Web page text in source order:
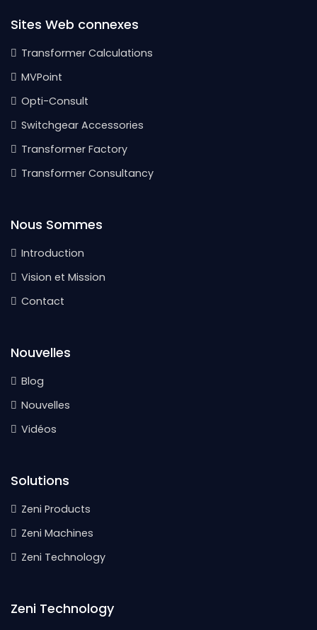
Sites Web connexes
Transformer Calculations
MVPoint
Opti-Consult
Switchgear Accessories
Transformer Factory
Transformer Consultancy
Nous Sommes
Introduction
Vision et Mission
Contact
Nouvelles
Blog
Nouvelles
Vidéos
Solutions
Zeni Products
Zeni Machines
Zeni Technology
Zeni Technology